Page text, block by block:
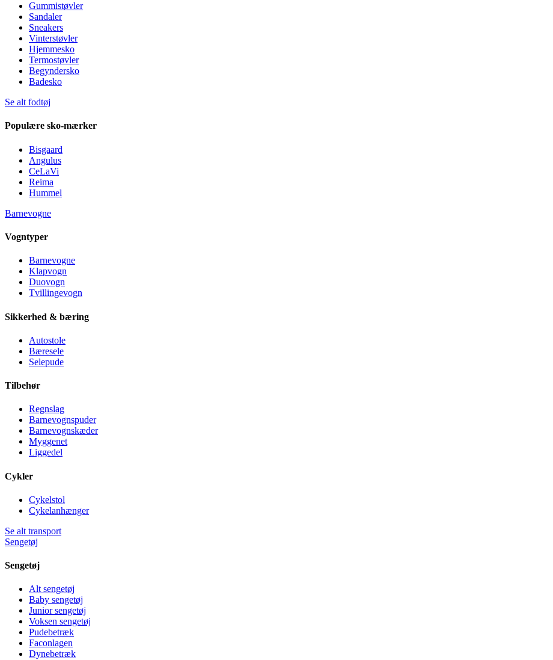
Gummistøvler
Sandaler
Sneakers
Vinterstøvler
Hjemmesko
Termostøvler
Begyndersko
Badesko
Se alt fodtøj
Populære sko-mærker
Bisgaard
Angulus
CeLaVi
Reima
Hummel
Barnevogne
Vogntyper
Barnevogne
Klapvogn
Duovogn
Tvillingevogn
Sikkerhed & bæring
Autostole
Bæresele
Selepude
Tilbehør
Regnslag
Barnevognspuder
Barnevognskæder
Myggenet
Liggedel
Cykler
Cykelstol
Cykelanhænger
Se alt transport
Sengetøj
Sengetøj
Alt sengetøj
Baby sengetøj
Junior sengetøj
Voksen sengetøj
Pudebetræk
Faconlagen
Dynebetræk